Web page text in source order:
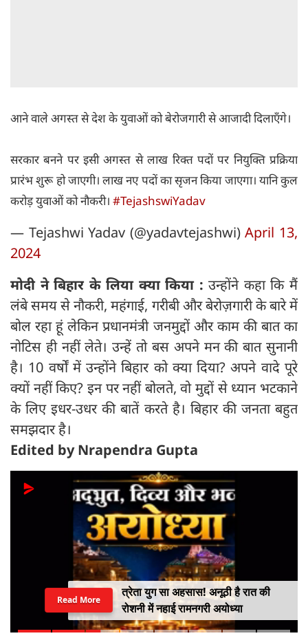
आने वाले अगस्त से देश के युवाओं को बेरोजगारी से आजादी दिलाएँगे।
सरकार बनने पर इसी अगस्त से लाख रिक्त पदों पर नियुक्ति प्रक्रिया
प्रारंभ शुरू हो जाएगी। लाख नए पदों का सृजन किया जाएगा। यानि कुल
करोड़ युवाओं को नौकरी। #TejashswiYadav
— Tejashwi Yadav (@yadavtejashwi)April 13,
2024
मोदी ने बिहार के लिया क्या किया : उन्होंने कहा कि मैं
लंबे समय से नौकरी, महंगाई, गरीबी और बेरोज़गारी के बारे में
बोल रहा हूं लेकिन प्रधानमंत्री जनमुद्दों और काम की बात का
नोटिस ही नहीं लेते। उन्हें तो बस अपने मन की बात सुनानी
है। 10 वर्षों में उन्होंने बिहार को क्या दिया? अपने वादे पूरे
क्यों नहीं किए? इन पर नहीं बोलते, वो मुद्दों से ध्यान भटकाने
के लिए इधर-उधर की बातें करते है। बिहार की जनता बहुत
समझदार है।
Edited by Nrapendra Gupta
त्रेता युग सा अहसास! अनूठी है रात की
रोशनी में नहाई रामनगरी अयोध्या
Read More